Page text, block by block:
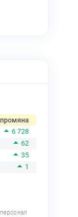
промяна
6 728
62
35
1
персонал